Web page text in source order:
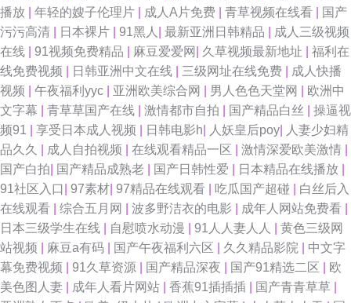
播放
年轻的嫂子伦理片 成人A片免费 青草视频在线看
国产
污污高清
日本裸片 91黑人 最新亚洲日韩精品
成人三级视频
在线
91视频免费精品 麻豆爱爱网 久草视频最新地址
福利在
线免费视频
日韩亚洲中文在线 三级网址在线免费
成人快播
视频
午夜福利yyc 亚洲欧美综合网 男人色色天堂网
欧洲中
文字幕
青草草国产在线 激情都市自拍 国产精品白丝
操逼视
频91
享受日本成人视频 日韩电影h 人妖皇后poy
人妻少妇精
品久久
成人自拍视频 在线观看精品一区 激情深爱欧美激情
国产白拍
国产精品成熟老 国产日韩性爱 日本精品在线播放
91社区入口
97素材 97精品在线观看 吃瓜国产超碰
白丝后入
在线观看
综合五月网 波多野洁衣的电影 成年人网站免费看
日本三级学生在线
自慰喷水动漫 91人人妻人人
黄色三级网
站视频
麻豆a有码 国产午夜福利六区 久久精品影院
中文字
幕免费视频
91久草资源 国产精品深夜 国产91精选二区
欧
美色图人妻
成年人看片网站 香蕉91插插插 国产青青草草